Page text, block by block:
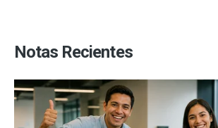
Notas Recientes